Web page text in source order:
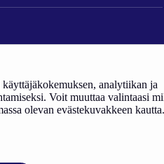
analytiikan ja
Voit muuttaa valintaasi
olevan evästekuvakkeen